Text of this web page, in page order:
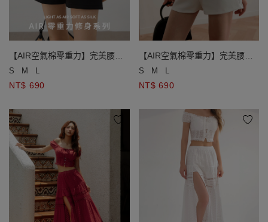
【AIR空氣棉零重力】完美腰線
DNA雙扣高腰短褲
S M L
NT$ 690
【AIR空氣棉零重力】完美腰線
DNA雙扣高腰短褲
S M L
NT$ 690